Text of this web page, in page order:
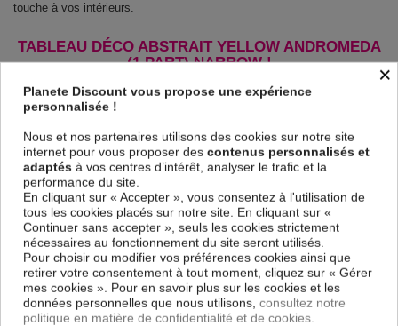
touche à vos intérieurs.
TABLEAU DÉCO ABSTRAIT YELLOW ANDROMEDA
(1 PART) NARROW !
Le Tableau Yellow Andromeda (1 Part) Narrowest imprimé sur un
papier intissé spécial et de haute qualité qui reflète parfaitement les
couleurs avec des détails parfaitement reproduits. Grâce à une
impression sur tous les cotés et une toile tendue sur un châssis fait de
matériaux respectueux de l'environnement, vous pourrez suspendre le
tableau immédiatement sans avoir à l'encadrer.
Le Tableau Abstrait Yellow Andromeda (1 Part) Narrow
aux rayons UV, inodore et 100 % sûr, parfait même pour la chambre à
coucher et la chambre des enfants.
Notre large choix de tableaux tendances et modernes constituent un
moyen simple et pas cher de donner une nouvelle touche à vos
intérieurs, il y en a pour tous les goût.
Descriptif technique
×
Planete Discount vous propose une expérience
personnalisée !
Nous et nos partenaires utilisons des cookies sur notre site
internet pour vous proposer des contenus personnalisés et
adaptés à vos centres d’intérêt, analyser le trafic et la
performance du site.
En cliquant sur « Accepter », vous consentez à l'utilisation de
tous les cookies placés sur notre site. En cliquant sur «
Continuer sans accepter », seuls les cookies strictement
nécessaires au fonctionnement du site seront utilisés.
Pour choisir ou modifier vos préférences cookies ainsi que
retirer votre consentement à tout moment, cliquez sur « Gérer
mes cookies ». Pour en savoir plus sur les cookies et les
données personnelles que nous utilisons, consultez notre
politique en matière de confidentialité et de cookies.